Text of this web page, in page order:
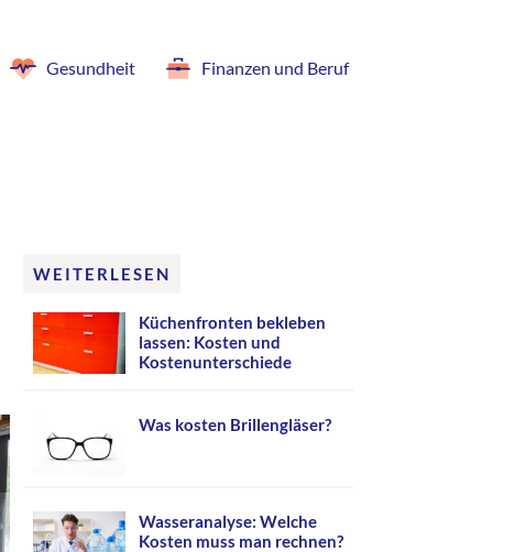
Gesundheit Finanzen und Beruf
WEITERLESEN
Küchenfronten bekleben
lassen: Kosten und
Kostenunterschiede
Was kosten Brillengläser?
Wasseranalyse: Welche
Kosten muss man rechnen?